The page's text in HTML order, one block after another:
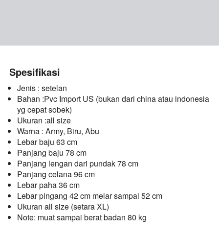
Spesifikasi
Jenis : setelan
Bahan :Pvc Import US (bukan dari china atau indonesia
yg cepat sobek)
Ukuran :all size
Warna : Army, Biru, Abu
Lebar baju 63 cm
Panjang baju 78 cm
Panjang lengan dari pundak 78 cm
Panjang celana 96 cm
Lebar paha 36 cm
Lebar pingang 42 cm melar sampai 52 cm
Ukuran all size (setara XL)
Note: muat sampai berat badan 80 kg